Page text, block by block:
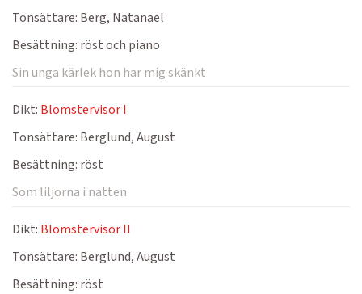
Tonsättare: Berg, Natanael
Besättning: röst och piano
Sin unga kärlek hon har mig skänkt
Dikt: Blomstervisor I
Tonsättare: Berglund, August
Besättning: röst
Som liljorna i natten
Dikt: Blomstervisor II
Tonsättare: Berglund, August
Besättning: röst